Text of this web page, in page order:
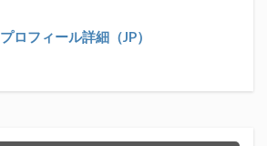
プロフィール詳細（JP）